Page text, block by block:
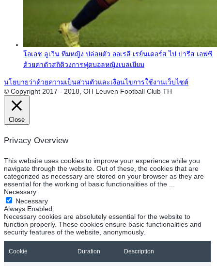
โอเอช ลูเวิน ทีมหญิง ปล่อยตัว ออเรลี เรย์นเดอร์ส ไป ปารีส เอฟซี
ด้วยค่าตัวสถิติวงการฟุตบอลหญิงเบลเยียม
นโยบายว่าด้วยความเป็นส่วนตัวและเงื่อนไขการใช้งานเว็บไซต์
© Copyright 2017 - 2018, OH Leuven Football Club TH
Close
Privacy Overview
This website uses cookies to improve your experience while you
navigate through the website. Out of these, the cookies that are
categorized as necessary are stored on your browser as they are
essential for the working of basic functionalities of the
Necessary
Necessary
Always Enabled
Necessary cookies are absolutely essential for the website to
function properly. These cookies ensure basic functionalities and
security features of the website, anonymously.
Cookie Duration Description